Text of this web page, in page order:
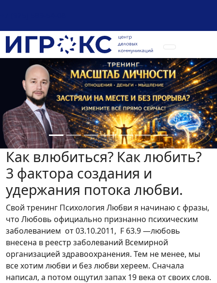
Как влюбиться? Как любить?
3 фактора создания и
удержания потока любви.
Свой тренинг Психология Любви я начинаю с фразы,
что Любовь официально признанно психическим
заболеванием от 03.10.2011, F 63.9 —любовь
внесена в реестр заболеваний Всемирной
организацией здравоохранения. Тем не менее, мы
все хотим любви и без любви хереем. Сначала
написал, а потом ощутил запах 19 века от своих слов.